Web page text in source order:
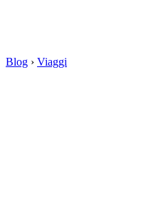
Blog › Viaggi